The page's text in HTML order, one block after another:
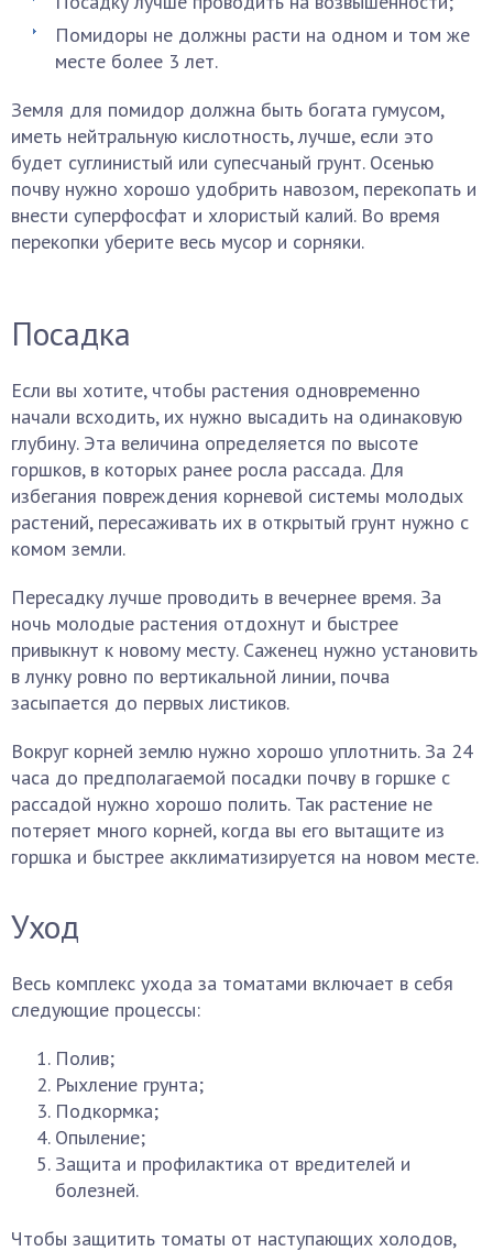
Помидоры не должны расти на одном и том же
месте более 3 лет.
Земля для помидор должна быть богата гумусом,
иметь нейтральную кислотность, лучше, если это
будет суглинистый или супесчаный грунт. Осенью
почву нужно хорошо удобрить навозом, перекопать и
внести суперфосфат и хлористый калий. Во время
перекопки уберите весь мусор и сорняки.
Посадка
Если вы хотите, чтобы растения одновременно
начали всходить, их нужно высадить на одинаковую
глубину. Эта величина определяется по высоте
горшков, в которых ранее росла рассада. Для
избегания повреждения корневой системы молодых
растений, пересаживать их в открытый грунт нужно с
комом земли.
Пересадку лучше проводить в вечернее время. За
ночь молодые растения отдохнут и быстрее
привыкнут к новому месту. Саженец нужно установить
в лунку ровно по вертикальной линии, почва
засыпается до первых листиков.
Вокруг корней землю нужно хорошо уплотнить. За 24
часа до предполагаемой посадки почву в горшке с
рассадой нужно хорошо полить. Так растение не
потеряет много корней, когда вы его вытащите из
горшка и быстрее акклиматизируется на новом месте.
Уход
Весь комплекс ухода за томатами включает в себя
следующие процессы:
Полив;
Рыхление грунта;
Подкормка;
Опыление;
Защита и профилактика от вредителей и
болезней.
Чтобы защитить томаты от наступающих холодов,